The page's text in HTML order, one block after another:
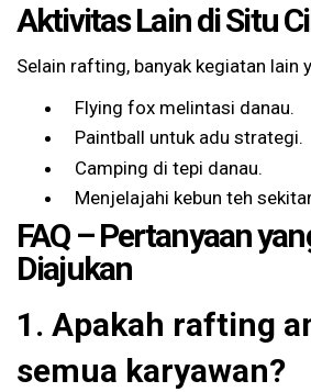
Aktivitas Lain di Situ
Selain rafting, banyak kegiatan lain
Flying fox melintasi danau.
Paintball untuk adu strategi.
Camping di tepi danau.
Menjelajahi kebun teh
FAQ – Pertanyaan
Diajukan
1. Apakah rafting
semua karyawan?